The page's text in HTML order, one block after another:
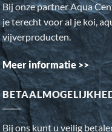
Bij onze partner Aqua
je terecht voor al je koi,
vijverproducten.
Meer informatie >>
Bij ons kunt u veilig